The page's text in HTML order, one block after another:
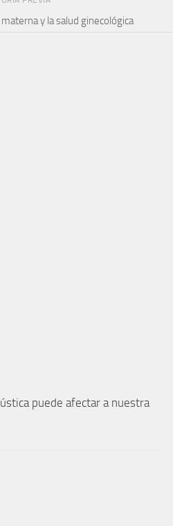
y la salud ginecológica
puede afectar a nuestra